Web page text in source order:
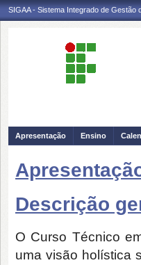
SIGAA - Sistema Integrado de Gestão
Apresentação Ensino
Descrição
O Curso Técnico
uma visão holística